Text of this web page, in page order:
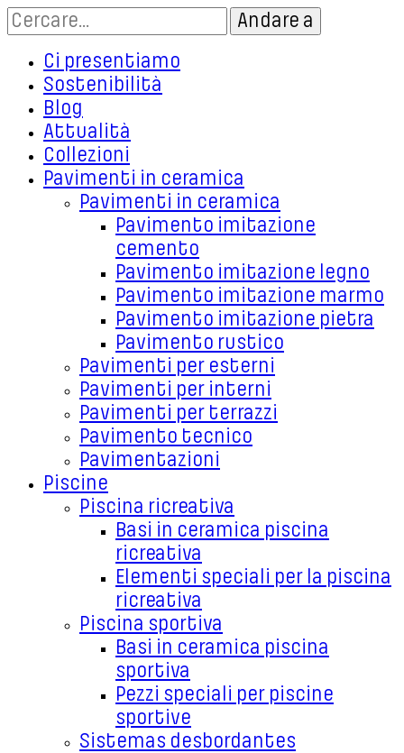
Ci presentiamo
Sostenibilità
Blog
Attualità
Collezioni
Pavimenti in ceramica
Pavimenti in ceramica
Pavimento imitazione
cemento
Pavimento imitazione legno
Pavimento imitazione marmo
Pavimento imitazione pietra
Pavimento rustico
Pavimenti per esterni
Pavimenti per interni
Pavimenti per terrazzi
Pavimento tecnico
Pavimentazioni
Piscine
Piscina ricreativa
Basi in ceramica piscina
ricreativa
Elementi speciali per la piscina
ricreativa
Piscina sportiva
Basi in ceramica piscina
sportiva
Pezzi speciali per piscine
sportive
Sistemas desbordantes